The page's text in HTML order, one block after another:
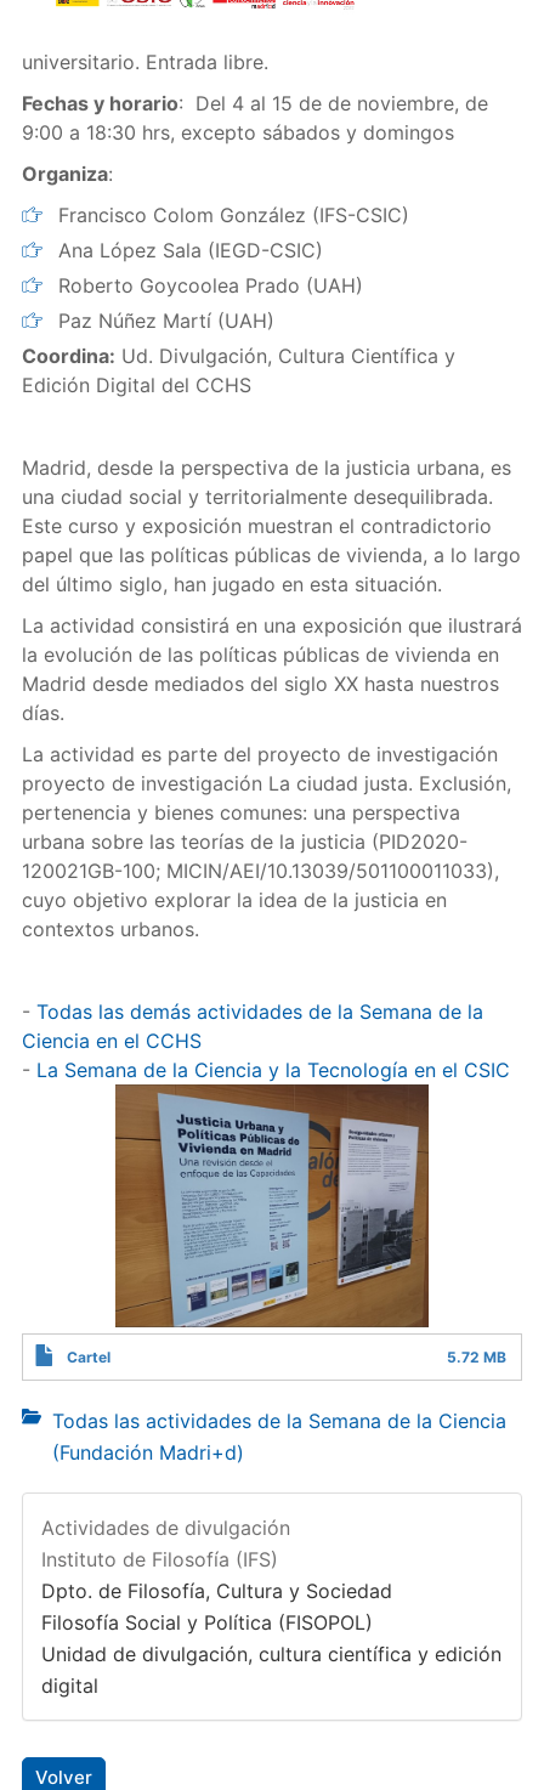
universitario. Entrada libre.
Fechas y horario: Del 4 al 15 de de noviembre, de
9:00 a 18:30 hrs, excepto sábados y domingos
Organiza:
Francisco Colom González (IFS-CSIC)
Ana López Sala (IEGD-CSIC)
Roberto Goycoolea Prado (UAH)
Paz Núñez Martí (UAH)
Coordina: Ud. Divulgación, Cultura Científica y
Edición Digital del CCHS
Madrid, desde la perspectiva de la justicia urbana, es
una ciudad social y territorialmente desequilibrada.
Este curso y exposición muestran el contradictorio
papel que las políticas públicas de vivienda, a lo largo
del último siglo, han jugado en esta situación.
La actividad consistirá en una exposición que ilustrará
la evolución de las políticas públicas de vivienda en
Madrid desde mediados del siglo XX hasta nuestros
días.
La actividad es parte del proyecto de investigación
proyecto de investigación La ciudad justa. Exclusión,
pertenencia y bienes comunes: una perspectiva
urbana sobre las teorías de la justicia (PID2020-
120021GB-100; MICIN/AEI/10.13039/501100011033),
cuyo objetivo explorar la idea de la justicia en
contextos urbanos.
- Todas las demás actividades de la Semana de la
Ciencia en el CCHS
- La Semana de la Ciencia y la Tecnología en el CSIC
Cartel 5.72 MB
Todas las actividades de la Semana de la Ciencia
(Fundación Madri+d)
Actividades de divulgación
Instituto de Filosofía (IFS)
Dpto. de Filosofía, Cultura y Sociedad
Filosofía Social y Política (FISOPOL)
Unidad de divulgación, cultura científica y edición
digital
Volver